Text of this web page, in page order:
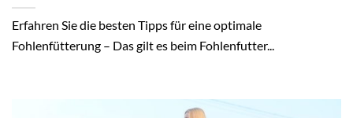
Erfahren Sie die besten Tipps für eine optimale
Fohlenfütterung – Das gilt es beim Fohlenfutter...